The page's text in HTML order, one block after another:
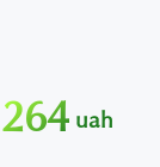
264 uah